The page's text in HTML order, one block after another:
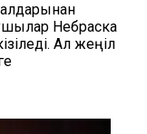
Небраска
Ал жеңіл